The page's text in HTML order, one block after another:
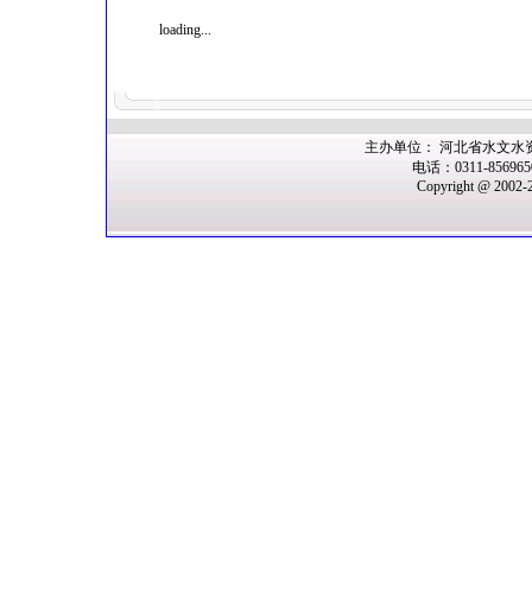
loading...
主办单位： 河北省水文水
电话：0311-
Copyright @ 2002-